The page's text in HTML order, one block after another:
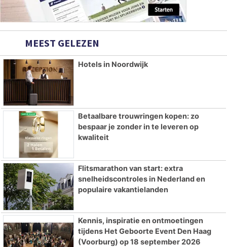
MEEST GELEZEN
Hotels in Noordwijk
Betaalbare trouwringen kopen: zo
bespaar je zonder in te leveren op
kwaliteit
Flitsmarathon van start: extra
snelheidscontroles in Nederland en
populaire vakantielanden
Kennis, inspiratie en ontmoetingen
tijdens Het Geboorte Event Den Haag
(Voorburg) op 18 september 2026